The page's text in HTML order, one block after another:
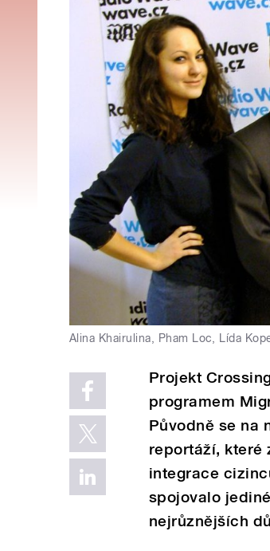
Alina Khairulina, Pham Loc, Lída
Projekt
programem
Původně se na
reportáží, které
integrace
spojovalo
nejrůznějších